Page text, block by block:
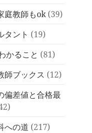
庭教師もok(39)
タント (19)
かること (81)
師ブックス (12)
偏差値と合格最
への道 (217)